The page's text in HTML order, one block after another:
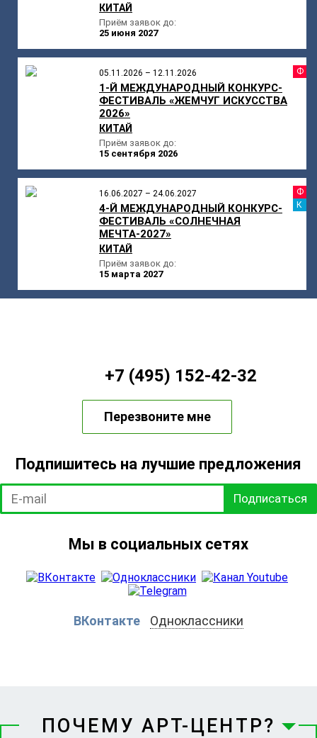
КИТАЙ
Приём заявок до:
25 июня 2027
05.11.2026 – 12.11.2026
1-Й МЕЖДУНАРОДНЫЙ КОНКУРС-
ФЕСТИВАЛЬ «ЖЕМЧУГ ИСКУССТВА
2026»
КИТАЙ
Приём заявок до:
15 сентября 2026
16.06.2027 – 24.06.2027
4-Й МЕЖДУНАРОДНЫЙ КОНКУРС-
ФЕСТИВАЛЬ «СОЛНЕЧНАЯ
МЕЧТА-2027»
КИТАЙ
Приём заявок до:
15 марта 2027
+7 (495) 152-42-32
Перезвоните мне
Подпишитесь на лучшие предложения
Подписаться
Мы в социальных сетях
ВКонтакте Одноклассники
ПОЧЕМУ АРТ-ЦЕНТР?